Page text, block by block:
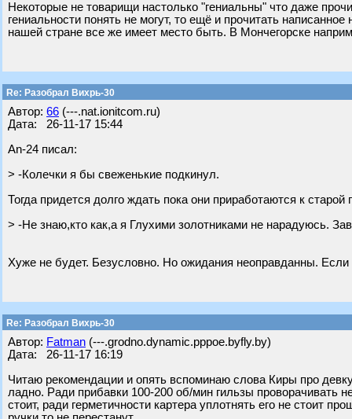
Некоторые не товарищи настолько "гениальны" что даже
гениальности понять не могут, то ещё и прочитать
нашей стране все же имеет место быть. В Мончегорске
Re: Разобрал Вихрь-30
Автор: 66 (---.nat.ionitcom.ru)
Дата: 26-11-17 15:44
An-24 писал:
> -Колечки я бы свеженькие подкинул.
Тогда придется долго ждать пока они приработаются к старой
> -Не знаю,кто как,а я Глухими золотниками не нарадуюсь.
Хуже не будет. Безусловно. Но ожидания неоправданны. Если
Re: Разобрал Вихрь-30
Автор: Fatman (---.grodno.dynamic.pppoe.byfly.by)
Дата: 26-11-17 16:19
Читаю рекомендации и опять вспоминаю слова Киры про
ладно. Ради прибавки 100-200 об/мин гильзы проворачивать
стоит, ради герметичности картера уплотнять его не стоит